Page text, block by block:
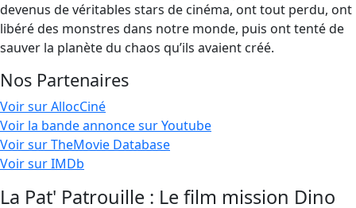
devenus de véritables stars de cinéma, ont tout perdu, ont
libéré des monstres dans notre monde, puis ont tenté de
sauver la planète du chaos qu’ils avaient créé.
Nos Partenaires
Voir sur AllocCiné
Voir la bande annonce sur Youtube
Voir sur TheMovie Database
Voir sur IMDb
La Pat' Patrouille : Le film mission Dino